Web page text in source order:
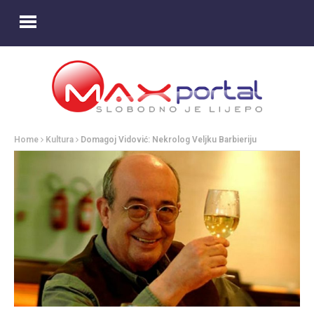
Home Kultura Domagoj Vidović: Nekrolog Veljku Barbieriju